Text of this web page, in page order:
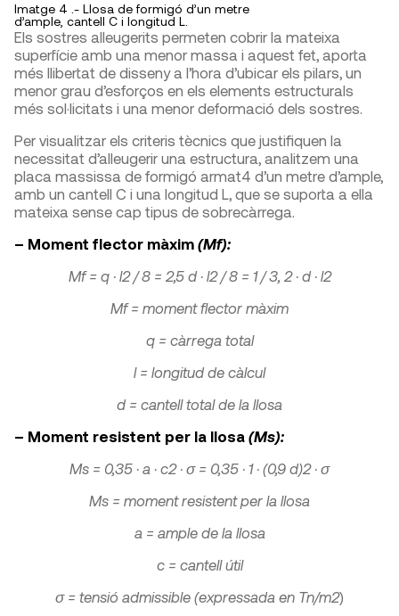
Imatge 4 .- Llosa de formigó d’un metre
d’ample, cantell C i longitud L.
Els sostres alleugerits permeten cobrir la mateixa
superfície amb una menor massa i aquest fet, aporta
més llibertat de disseny a l’hora d’ubicar els pilars, un
menor grau d’esforços en els elements estructurals
més sol·licitats i una menor deformació dels sostres.
Per visualitzar els criteris tècnics que justifiquen la
necessitat d’alleugerir una estructura, analitzem una
placa massissa de formigó armat4 d’un metre d’ample,
amb un cantell C i una longitud L, que se suporta a ella
mateixa sense cap tipus de sobrecàrrega.
– Moment flector màxim (Mf):
Mf= q · l2/ 8 = 2,5 d · l2/ 8 = 1 / 3, 2 · d · l2
Mf= moment flector màxim
q = càrrega total
l = longitud de càlcul
d = cantell total de la llosa
– Moment resistent per la llosa (Ms):
Ms = 0,35 · a · c2 · σ = 0,35 · 1 · (0,9 d)2 · σ
Ms = moment resistent per la llosa
a = ample de la llosa
c = cantell útil
σ = tensió admissible (expressada en Tn/m2)